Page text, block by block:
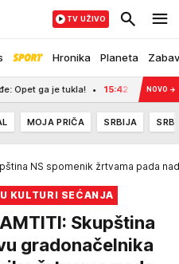
Hronika Planeta
TV UŽIVO
je tukla! 15:42 UKRAJINCI NOVO →
MOJA PRIČA SRBIJA
NS spomenik žrtvama pada
KULTURI SEĆANJA
Skupština
gradonačelnika